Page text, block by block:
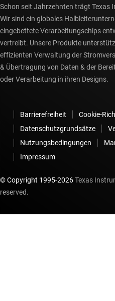
Schon seit Jahrzehnten trägt Texas
Wir sind ein globales
eingebettete Verarbeitungschips
vertreibt. Unsere Produkte
effizienten Verwaltung der
& Übertragung von Daten & der
oder Verarbeitung in ihren Designs.
Barrierefreiheit
Cookie-
Datenschutzgrundsätze
Nutzungsbedingungen
Impressum
© Copyright 1995-2026Texas
reserved.